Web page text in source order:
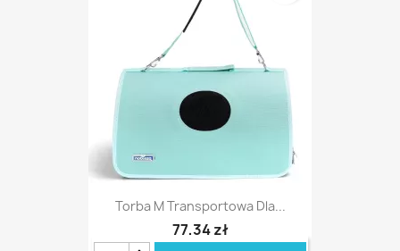
Torba M Transportowa Dla...
77,34 zł